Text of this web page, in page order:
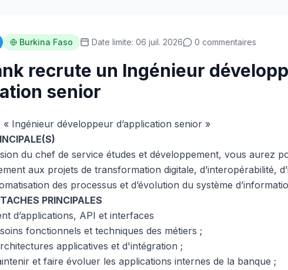
Burkina Faso Date limite: 06 juil. 2026 0 commentaires
recrute un Ingénieur
senior
Ingénieur développeur d’application senior »
du chef de service études et développement, vous aurez
aux projets de transformation digitale, d’interopérabilité,
des processus et d’évolution du système
PRINCIPALES
d’applications, API et interfaces
fonctionnels et techniques des métiers ;
applicatives et d'intégration ;
et faire évoluer les applications internes de la banque ;